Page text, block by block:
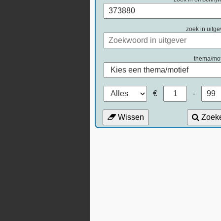
zoek in
thema/
€ -
Wissen